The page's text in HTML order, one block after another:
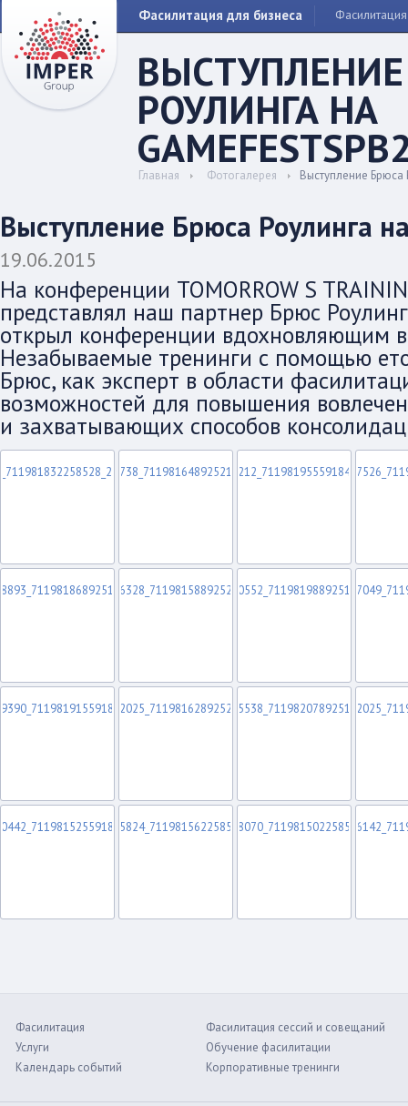
Фасилитация для бизнеса Фасилитация
РОУЛИНГА НА
Главная Фотогалерея Выступление
Выступление Брюса Роулинга
19.06.2015
На конференции TOMORROW S
представлял наш партнер Брюс
открыл конференции вдохновляющим
Незабываемые тренинги с помощью
Брюс, как эксперт в области
возможностей для повышения
и захватывающих способов
Фасилитация
Услуги
Календарь событий
Фасилитация сессий и совещаний
Обучение фасилитации
Корпоративные тренинги